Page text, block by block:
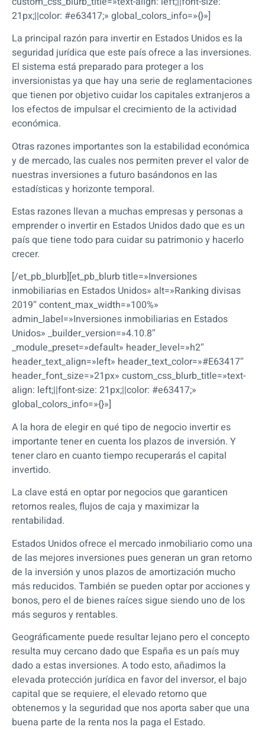
21px;||color: #e63417;» global_colors_info=»{}»]
La principal razón para invertir en Estados Unidos es la
seguridad jurídica que este país ofrece a las inversiones.
El sistema está preparado para proteger a los
inversionistas ya que hay una serie de reglamentaciones
que tienen por objetivo cuidar los capitales extranjeros a
los efectos de impulsar el crecimiento de la actividad
económica.
Otras razones importantes son la estabilidad económica
y de mercado, las cuales nos permiten prever el valor de
nuestras inversiones a futuro basándonos en las
estadísticas y horizonte temporal.
Estas razones llevan a muchas empresas y personas a
emprender o invertir en Estados Unidos dado que es un
país que tiene todo para cuidar su patrimonio y hacerlo
crecer.
[/et_pb_blurb][et_pb_blurb title=»Inversiones
inmobiliarias en Estados Unidos» alt=»Ranking divisas
2019″ content_max_width=»100%»
admin_label=»Inversiones inmobiliarias en Estados
Unidos» _builder_version=»4.10.8″
_module_preset=»default» header_level=»h2″
header_text_align=»left» header_text_color=»#E63417″
header_font_size=»21px» custom_css_blurb_title=»text-
align: left;||font-size: 21px;||color: #e63417;»
global_colors_info=»{}»]
A la hora de elegir en qué tipo de negocio invertir es
importante tener en cuenta los plazos de inversión. Y
tener claro en cuanto tiempo recuperarás el capital
invertido.
La clave está en optar por negocios que garanticen
retornos reales, flujos de caja y maximizar la
rentabilidad.
Estados Unidos ofrece el mercado inmobiliario como una
de las mejores inversiones pues generan un gran retorno
de la inversión y unos plazos de amortización mucho
más reducidos. También se pueden optar por acciones y
bonos, pero el de bienes raíces sigue siendo uno de los
más seguros y rentables.
Geográficamente puede resultar lejano pero el concepto
resulta muy cercano dado que España es un país muy
dado a estas inversiones. A todo esto, añadimos la
elevada protección jurídica en favor del inversor, el bajo
capital que se requiere, el elevado retorno que
obtenemos y la seguridad que nos aporta saber que una
buena parte de la renta nos la paga el Estado.